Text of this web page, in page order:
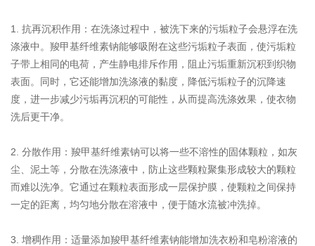
1. 抗再沉积作用：在洗涤过程中，被洗下来的污垢粒子会悬浮在洗
涤液中。羧甲基纤维素钠能够吸附在这些污垢粒子表面，使污垢粒
子带上相同的电荷，产生静电排斥作用，阻止污垢重新沉积到织物
表面。同时，它还能增加洗涤液的黏度，降低污垢粒子的沉降速
度，进一步减少污垢再沉积的可能性，从而提高洗涤效果，使衣物
洗后更干净。
2. 分散作用：羧甲基纤维素钠可以将一些不溶性的固体颗粒，如灰
尘、泥土等，分散在洗涤液中，防止这些颗粒聚集形成较大的颗粒
而难以洗净。它通过在颗粒表面形成一层保护膜，使颗粒之间保持
一定的距离，均匀地分散在溶液中，便于随水流被冲洗掉。
3. 增稠作用：适量添加羧甲基纤维素钠能增加洗衣粉和皂粉溶液的